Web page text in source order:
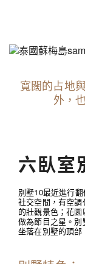
寬闊的占地
外，
六臥室
別墅10最近進行
社交空間，有空
的壯觀景色；花
做為節目之星。
坐落在別墅的頂部